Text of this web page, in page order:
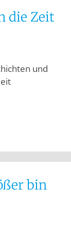
die Zeit
und
bin